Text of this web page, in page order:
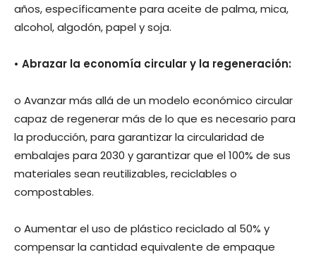
años, específicamente para aceite de palma, mica,
alcohol, algodón, papel y soja.
• Abrazar la economía circular y la regeneración:
o Avanzar más allá de un modelo económico circular
capaz de regenerar más de lo que es necesario para
la producción, para garantizar la circularidad de
embalajes para 2030 y garantizar que el 100% de sus
materiales sean reutilizables, reciclables o
compostables.
o Aumentar el uso de plástico reciclado al 50% y
compensar la cantidad equivalente de empaque